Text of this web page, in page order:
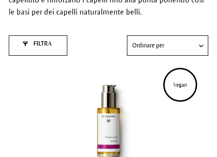
le basi per dei capelli naturalmente belli.
FILTRA
Vegan